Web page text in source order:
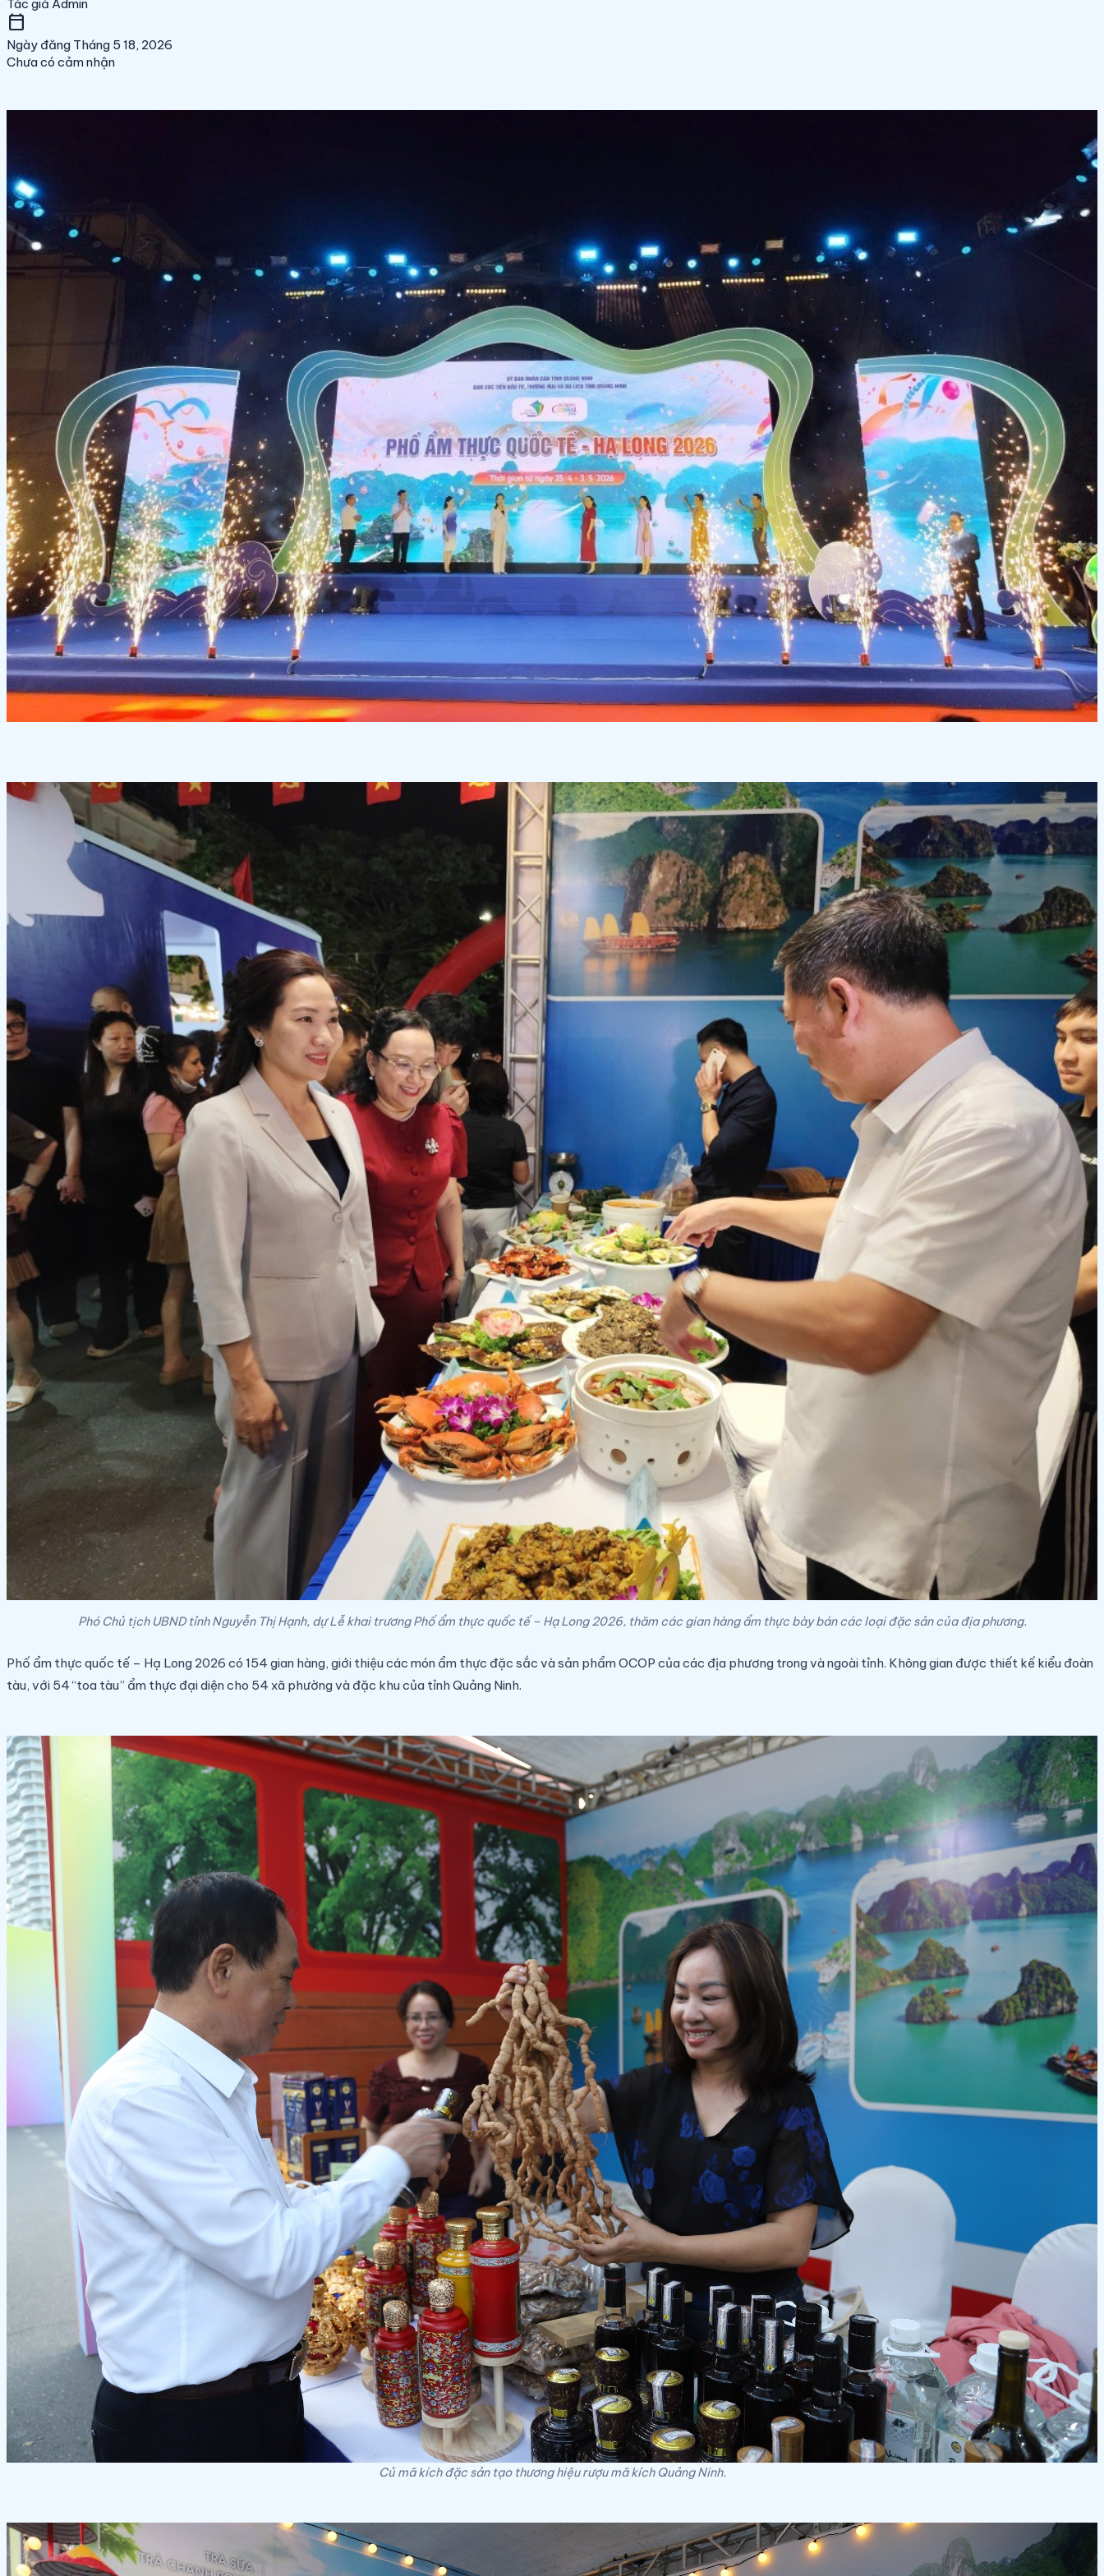
Tác giả Admin
calendar_today
Ngày đăng Tháng 5 18, 2026
Chưa có cảm nhận
Phó Chủ tịch UBND tỉnh Nguyễn Thị Hạnh, dự Lễ khai trương Phố ẩm thực quốc tế – Hạ Long 2026, thăm các gian hàng ẩm thực bày bán các loại đặc sản của địa phương.
Phố ẩm thực quốc tế – Hạ Long 2026 có 154 gian hàng, giới thiệu các món ẩm thực đặc sắc và sản phẩm OCOP của các địa phương trong và ngoài tỉnh. Không gian được thiết kế kiểu đoàn
tàu, với 54 “toa tàu” ẩm thực đại diện cho 54 xã phường và đặc khu của tỉnh Quảng Ninh.
Củ mã kích đặc sản tạo thương hiệu rượu mã kích Quảng Ninh.